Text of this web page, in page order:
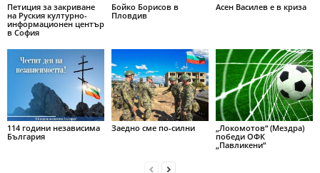
Петиция за закриване
на Руския културно-
информационен център
в София
Бойко Борисов в
Пловдив
Асен Василев е в криза
114 години независима
България
Заедно сме по-силни
„Локомотов“ (Мездра)
победи ОФК
„Павликени“